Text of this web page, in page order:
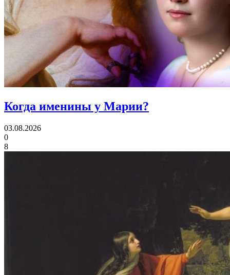
Когда именины у Марии?
03.08.2026
0
8